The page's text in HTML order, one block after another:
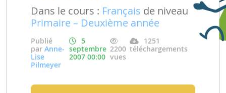
Dans le cours : Français de niveau
Primaire – Deuxième année
Publié
par Anne-
Lise
Pilmeyer
5
septembre
2007 00:00
2200
vues
1251
téléchargements